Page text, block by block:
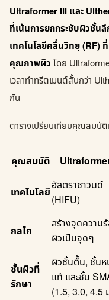
Ultraformer III และ
ที่เน้นการยกกระชับผิวชั้น
เทคโนโลยีคลื่นวิทยุ (RF)
คุณภาพผิว โดย
เวลาทำทรีตเมนต์สั้นกว่า
กัน
ตารางเปรียบเทียบคุณสมบั
คุณสมบัติ
เทคโนโลยีอัลตราซาวนด์
(HIFU)
กลไก
สร้างจุดความ
ผิวเป็นจุดๆ
ชั้นผิวที่
รักษา
ผิวชั้นตื้น, ชั้นห
แท้ และชั้น
(1.5, 3.0, 4.5